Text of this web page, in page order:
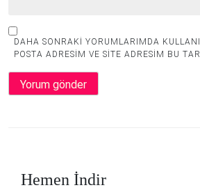
DAHA SONRAKI YORUMLARIMDA
POSTA ADRESIM VE SITE ADRESIM BU
Hemen İndir